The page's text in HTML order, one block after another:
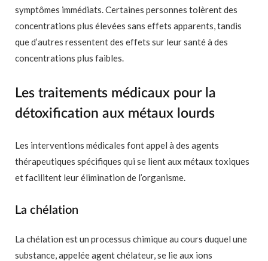
symptômes immédiats. Certaines personnes tolèrent des
concentrations plus élevées sans effets apparents, tandis
que d’autres ressentent des effets sur leur santé à des
concentrations plus faibles.
Les traitements médicaux pour la
détoxification aux métaux lourds
Les interventions médicales font appel à des agents
thérapeutiques spécifiques qui se lient aux métaux toxiques
et facilitent leur élimination de l’organisme.
La chélation
La chélation est un processus chimique au cours duquel une
substance, appelée agent chélateur, se lie aux ions